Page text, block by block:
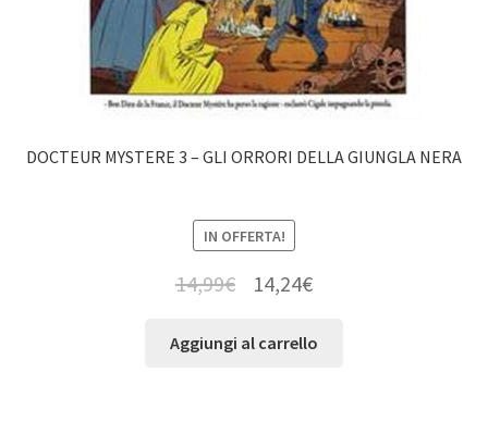
DOCTEUR MYSTERE 3 – GLI ORRORI DELLA GIUNGLA NERA
IN OFFERTA!
14,99€ 14,24€
Aggiungi al carrello